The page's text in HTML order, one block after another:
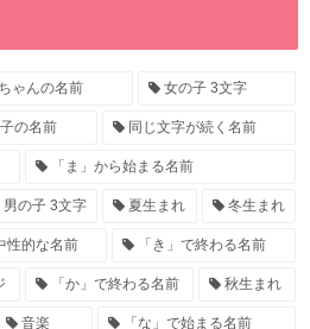
ゃんの名前 女の子 3文字
の名前 同じ文字が続く名前
「ま」から始まる名前
男の子 3文字 夏生まれ 冬生まれ
性的な名前 「き」で終わる名前
「か」で終わる名前 秋生まれ
音楽 「な」で始まる名前